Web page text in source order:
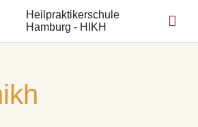
Heilpraktikerschule
Hamburg - HIKH